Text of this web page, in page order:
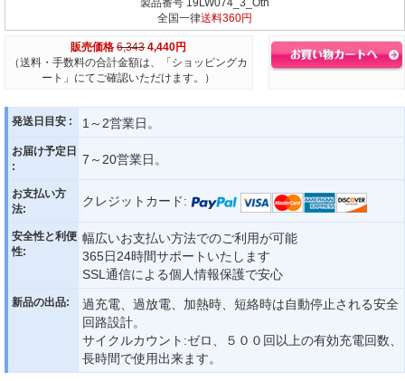
製品番号 19LW074_3_Oth
全国一律送料360円
販売価格 6,343 4,440円
（送料・手数料の合計金額は、「ショッピングカ
ート」にてご確認いただけます。）
発送日目安 : 1～2営業日。
お届け予定日
:
7～20営業日。
お支払い方
法:
クレジットカード:
安全性と利便
性:
幅広いお支払い方法でのご利用が可能
365日24時間サポートいたします
SSL通信による個人情報保護で安心
新品の出品:
過充電、過放電、加熱時、短絡時は自動停止される安全
回路設計。
サイクルカウント:ゼロ、５００回以上の有効充電回数、
長時間で使用出来ます。